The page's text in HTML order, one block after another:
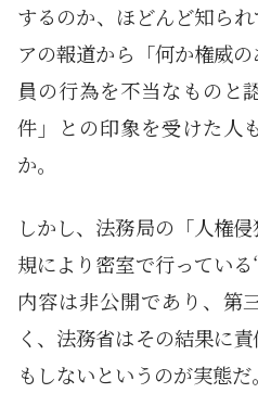
するのか、ほどんど知ら
アの報道から「何か権威
員の行為を不当なものと
件」との印象を受けた人
か。
しかし、法務局の「人権
規により密室で行ってい
内容は非公開であり、第
く、法務省はその結果に
もしないというのが実態だ。